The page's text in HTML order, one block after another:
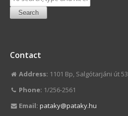
Search
Contact
Address: 1101 Bp, Salgótarjáni út 53
Phone: 1/256-2561
Email: pataky@pataky.hu